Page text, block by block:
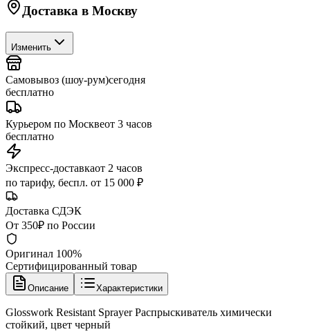
Доставка в Москву
Изменить
Самовывоз (шоу-рум)сегодня
бесплатно
Курьером по Москвеот 3 часов
бесплатно
Экспресс-доставкаот 2 часов
по тарифу, беспл. от 15 000 ₽
Доставка СДЭК
От 350₽ по России
Оригинал 100%
Сертифицированный товар
Описание Характеристики
Glosswork Resistant Sprayer Распрыскиватель химически
стойкий, цвет черный